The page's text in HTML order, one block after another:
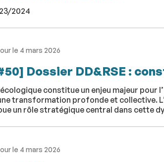
2024
le 4 mars 2026
Dossier DD&RSE :
constitue un enjeu majeur pour
transformation profonde et collective.
un rôle stratégique central dans cette
le 4 mars 2026